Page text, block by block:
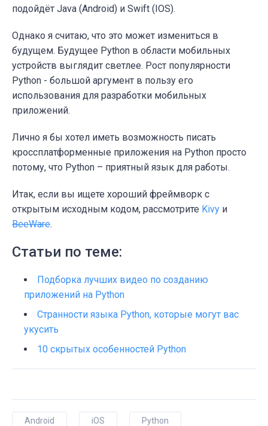
подойдёт Java (Android) и Swift (IOS).
Однако я считаю, что это может измениться в
будущем. Будущее Python в области мобильных
устройств выглядит светлее. Рост популярности
Python - большой аргумент в пользу его
использования для разработки мобильных
приложений.
Лично я бы хотел иметь возможность писать
кроссплатформенные приложения на Python просто
потому, что Python – приятный язык для работы.
Итак, если вы ищете хороший фреймворк с
открытым исходным кодом, рассмотрите Kivy и
BeeWare.
Статьи по теме:
Подборка лучших видео по созданию
приложений на Python
Странности языка Python, которые могут вас
укусить
10 скрытых особенностей Python
Android iOS Python